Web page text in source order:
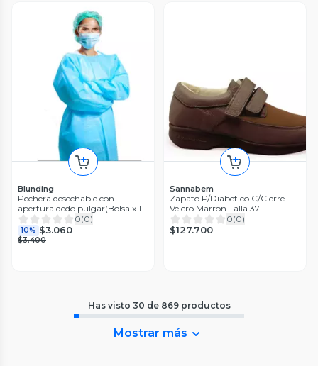
Blunding
Pechera desechable con
apertura dedo pulgar(Bolsa x 10
unid)
0(0)
10% $3.060
$3.400
Sannabem
Zapato P/Diabetico C/Cierre
Velcro Marron Talla 37-
Blunding
0(0)
$127.700
Has visto 30 de 869 productos
Mostrar más